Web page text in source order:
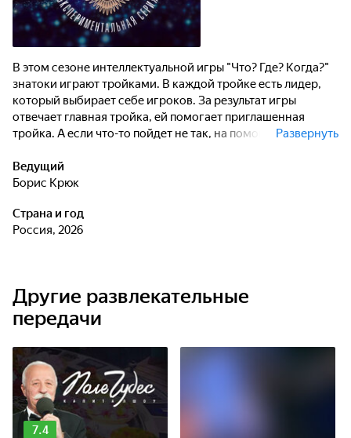
В этом сезоне интеллектуальной игры "Что? Где? Когда?"
знатоки играют тройками. В каждой тройке есть лидер,
который выбирает себе игроков. За результат игры
отвечает главная тройка, ей помогает приглашенная
тройка. А если что-то пойдет не так, на помощь придет
Развернуть
Ведущий
Борис Крюк
Страна и год
Россия, 2026
Другие развлекательные
передачи
7.4